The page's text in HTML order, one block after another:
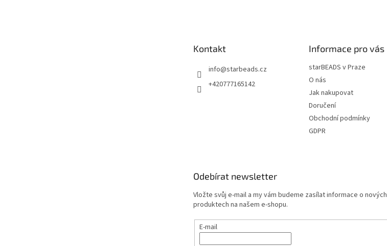
Kontakt
info@starbeads.cz
+420777165142
Informace pro vás
starBEADS v Praze
O nás
Jak nakupovat
Doručení
Obchodní podmínky
GDPR
Odebírat newsletter
Vložte svůj e-mail a my vám budeme zasílat informace o nových
produktech na našem e-shopu.
E-mail